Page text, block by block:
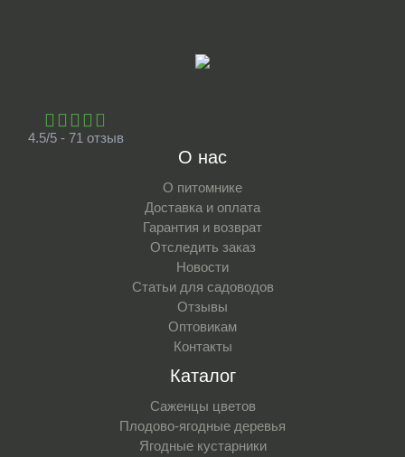
4.5/5 - 71 отзыв
О нас
О питомнике
Доставка и оплата
Гарантия и возврат
Отследить заказ
Новости
Статьи для садоводов
Отзывы
Оптовикам
Контакты
Каталог
Саженцы цветов
Плодово-ягодные деревья
Ягодные кустарники